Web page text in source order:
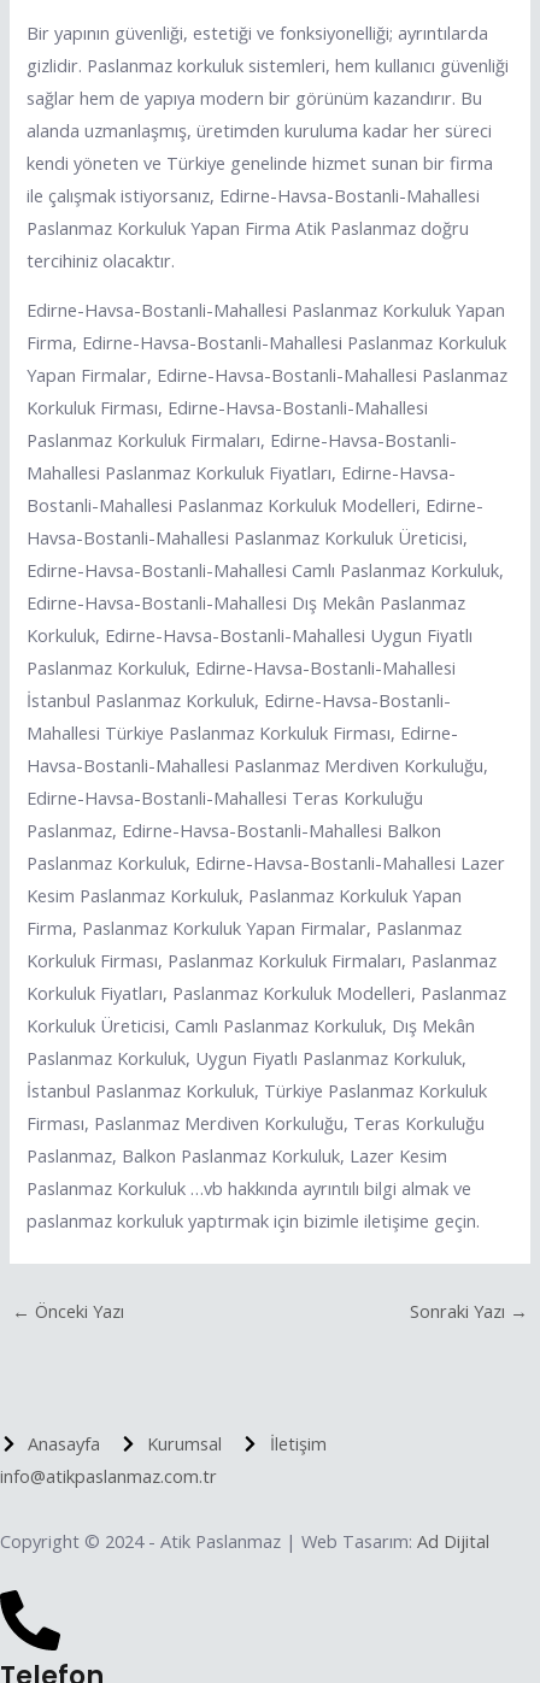
Bir yapının güvenliği, estetiği ve fonksiyonelliği; ayrıntılarda
gizlidir. Paslanmaz korkuluk sistemleri, hem kullanıcı güvenliği
sağlar hem de yapıya modern bir görünüm kazandırır. Bu
alanda uzmanlaşmış, üretimden kuruluma kadar her süreci
kendi yöneten ve Türkiye genelinde hizmet sunan bir firma
ile çalışmak istiyorsanız, Edirne-Havsa-Bostanli-Mahallesi
Paslanmaz Korkuluk Yapan Firma Atik Paslanmaz doğru
tercihiniz olacaktır.
Edirne-Havsa-Bostanli-Mahallesi Paslanmaz Korkuluk Yapan
Firma, Edirne-Havsa-Bostanli-Mahallesi Paslanmaz Korkuluk
Yapan Firmalar, Edirne-Havsa-Bostanli-Mahallesi Paslanmaz
Korkuluk Firması, Edirne-Havsa-Bostanli-Mahallesi
Paslanmaz Korkuluk Firmaları, Edirne-Havsa-Bostanli-
Mahallesi Paslanmaz Korkuluk Fiyatları, Edirne-Havsa-
Bostanli-Mahallesi Paslanmaz Korkuluk Modelleri, Edirne-
Havsa-Bostanli-Mahallesi Paslanmaz Korkuluk Üreticisi,
Edirne-Havsa-Bostanli-Mahallesi Camlı Paslanmaz Korkuluk,
Edirne-Havsa-Bostanli-Mahallesi Dış Mekân Paslanmaz
Korkuluk, Edirne-Havsa-Bostanli-Mahallesi Uygun Fiyatlı
Paslanmaz Korkuluk, Edirne-Havsa-Bostanli-Mahallesi
İstanbul Paslanmaz Korkuluk, Edirne-Havsa-Bostanli-
Mahallesi Türkiye Paslanmaz Korkuluk Firması, Edirne-
Havsa-Bostanli-Mahallesi Paslanmaz Merdiven Korkuluğu,
Edirne-Havsa-Bostanli-Mahallesi Teras Korkuluğu
Paslanmaz, Edirne-Havsa-Bostanli-Mahallesi Balkon
Paslanmaz Korkuluk, Edirne-Havsa-Bostanli-Mahallesi Lazer
Kesim Paslanmaz Korkuluk, Paslanmaz Korkuluk Yapan
Firma, Paslanmaz Korkuluk Yapan Firmalar, Paslanmaz
Korkuluk Firması, Paslanmaz Korkuluk Firmaları, Paslanmaz
Korkuluk Fiyatları, Paslanmaz Korkuluk Modelleri, Paslanmaz
Korkuluk Üreticisi, Camlı Paslanmaz Korkuluk, Dış Mekân
Paslanmaz Korkuluk, Uygun Fiyatlı Paslanmaz Korkuluk,
İstanbul Paslanmaz Korkuluk, Türkiye Paslanmaz Korkuluk
Firması, Paslanmaz Merdiven Korkuluğu, Teras Korkuluğu
Paslanmaz, Balkon Paslanmaz Korkuluk, Lazer Kesim
Paslanmaz Korkuluk …vb hakkında ayrıntılı bilgi almak ve
paslanmaz korkuluk yaptırmak için bizimle iletişime geçin.
← Önceki Yazı Sonraki Yazı →
Anasayfa Kurumsal
İletişim
info@atikpaslanmaz.com.tr
Copyright © 2024 - Atik Paslanmaz | Web Tasarım: Ad Dijital